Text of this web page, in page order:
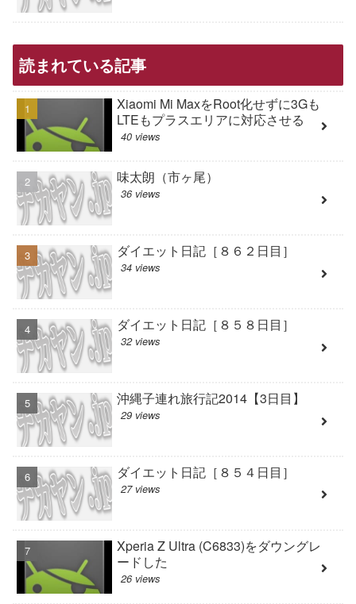
読まれている記事
Xiaomi Mi MaxをRoot化せずに3Gも
LTEもプラスエリアに対応させる
40 views
味太朗（市ヶ尾）
36 views
ダイエット日記［８６２日目］
34 views
ダイエット日記［８５８日目］
32 views
沖縄子連れ旅行記2014【3日目】
29 views
ダイエット日記［８５４日目］
27 views
Xperia Z Ultra (C6833)をダウングレ
ードした
26 views